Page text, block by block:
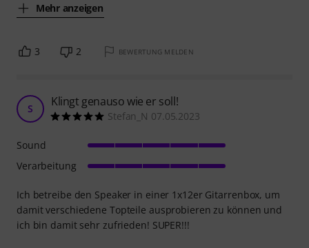
Mehr anzeigen
3 2 BEWERTUNG MELDEN
S Klingt genauso wie er soll!
Stefan_N 07.05.2023
Ich betreibe den Speaker in einer 1x12er Gitarrenbox, um
damit verschiedene Topteile ausprobieren zu können und
ich bin damit sehr zufrieden! SUPER!!!
Sound
Verarbeitung